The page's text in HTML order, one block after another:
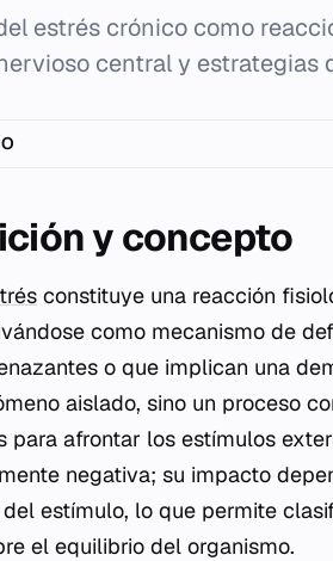
estrés crónico como
central y estrategias
y concepto
constituye una reacción
como mecanismo de
o que implican una
aislado, sino un proceso
para afrontar los estímulos
negativa; su impacto
estímulo, lo que permite
el equilibrio del organismo.